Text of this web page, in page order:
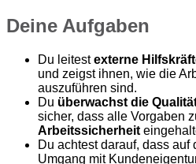
Deine Aufgaben
Du leitestexterne
und zeigst ihnen, wie die
auszuführen sind.
Du überwachst die
sicher, dass alle Vorgaben
Arbeitssicherheit
Du achtest darauf, dass auf
Umgang mit